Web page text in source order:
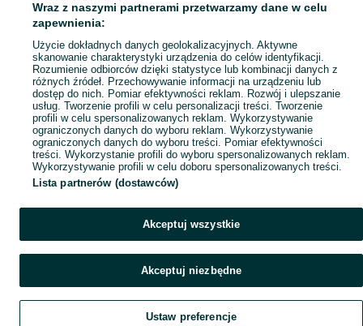
Mapa ministron
Wraz z naszymi partnerami przetwarzamy dane w celu
zapewnienia:
Użycie dokładnych danych geolokalizacyjnych. Aktywne
skanowanie charakterystyki urządzenia do celów identyfikacji.
Rozumienie odbiorców dzięki statystyce lub kombinacji danych z
różnych źródeł. Przechowywanie informacji na urządzeniu lub
dostęp do nich. Pomiar efektywności reklam. Rozwój i ulepszanie
usług. Tworzenie profili w celu personalizacji treści. Tworzenie
profili w celu spersonalizowanych reklam. Wykorzystywanie
ograniczonych danych do wyboru reklam. Wykorzystywanie
ograniczonych danych do wyboru treści. Pomiar efektywności
treści. Wykorzystanie profili do wyboru spersonalizowanych reklam.
Wykorzystywanie profili w celu doboru spersonalizowanych treści.
Lista partnerów (dostawców)
Akceptuj wszystkie
Akceptuj niezbędne
Ustaw preferencje